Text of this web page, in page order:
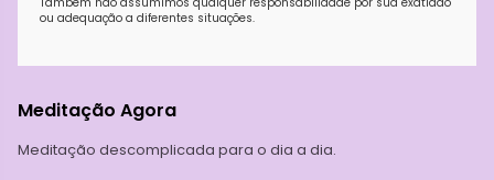
ou adequação a diferentes situações.
Meditação Agora
Meditação descomplicada para o dia a dia.